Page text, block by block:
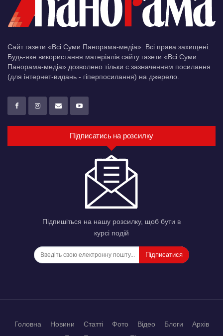
Сайт газети «Всі Суми Панорама-медіа». Всі права захищені.
Будь-яке використання матеріалів сайту газети «Всі Суми
Панорама-медіа» дозволено тільки c зазначенням посилання
(для інтернет-видань - гіперпосилання) на джерело.
Підписатись на розсилку
Підпишіться на нашу розсилку, щоб бути в
курсі подій
Підписатися
Головна Новини Статті Фото Відео Блоги
Архів